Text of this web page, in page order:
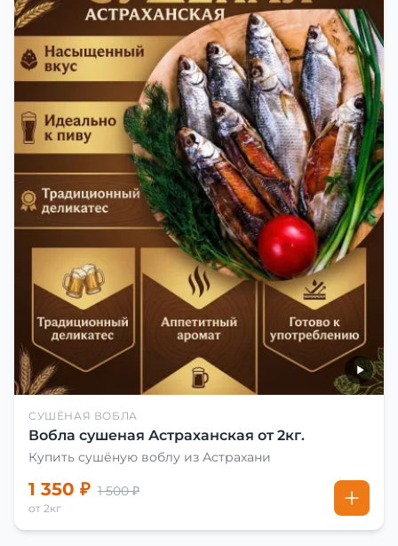
СУШЁНАЯ ВОБЛА
Вобла сушеная Астраханская от 2кг.
Купить сушёную воблу из Астрахани
1 350 ₽ 1 500 ₽
от 2кг